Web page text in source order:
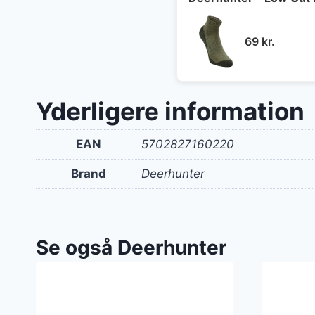
69 kr.
Yderligere information
EAN 5702827160220
Brand Deerhunter
Se også Deerhunter